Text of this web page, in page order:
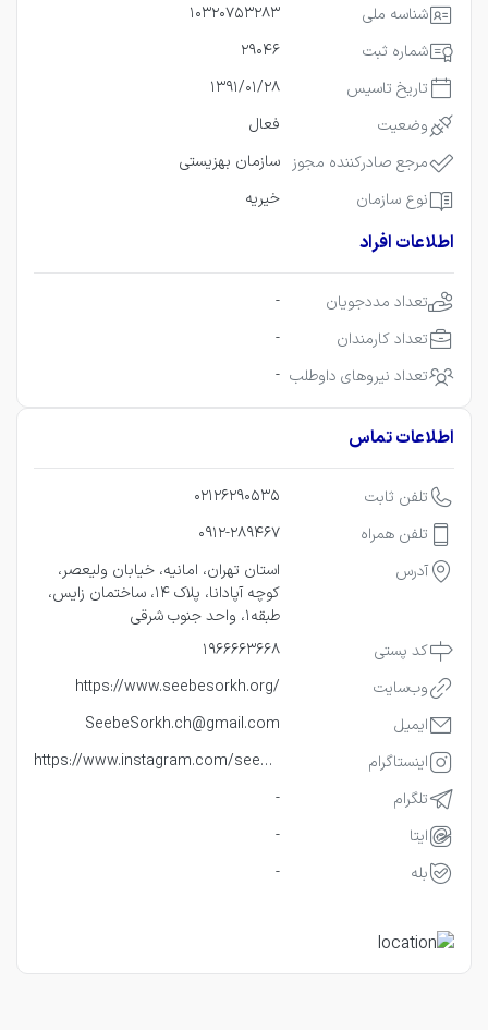
شناسه ملی
10320753283
شماره ثبت
29046
تاریخ تاسیس
1391/01/28
وضعیت
فعال
مرجع صادرکننده مجوز
سازمان بهزیستی
نوع سازمان
خیریه
اطلاعات افراد
تعداد مددجویان
-
تعداد کارمندان
-
تعداد نیروهای داوطلب -
اطلاعات تماس
تلفن ثابت
02126290535
تلفن همراه
0912-289467
‌آدرس
استان تهران، امانیه، خیابان ولیعصر،
کوچه آپادانا، پلاک 14، ساختمان زایس،
طبقه1، واحد جنوب شرقی
کد پستی
1966663668
وب‌سایت
https://www.seebesorkh.org/
ایمیل
SeebeSorkh.ch@gmail.com
اینستاگرام
https://www.instagram.com/seebe_sorkh_charity
تلگرام
-
ایتا
-
بله
-